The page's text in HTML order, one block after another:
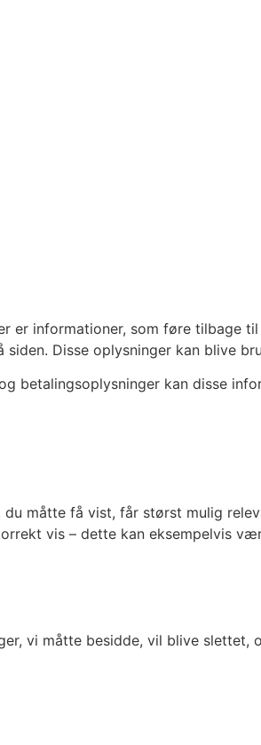
er informationer, som føre tilbage
Disse oplysninger kan blive
betalingsoplysninger kan disse
måtte få vist, får størst mulig
vis – dette kan eksempelvis
vi måtte besidde, vil blive